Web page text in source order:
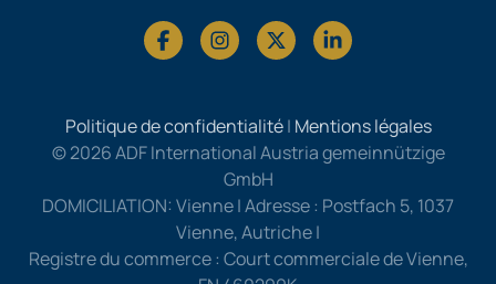
Politique de confidentialité| Mentions légales
© 2026 ADF International Austria gemeinnützige
GmbH
DOMICILIATION: Vienne | Adresse : Postfach 5, 1037
Vienne, Autriche |
Registre du commerce : Court commerciale de Vienne,